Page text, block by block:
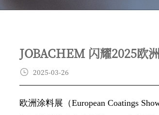
JOBACHEM 闪耀2025欧
2025-03-26
欧洲涂料展（European Coatings